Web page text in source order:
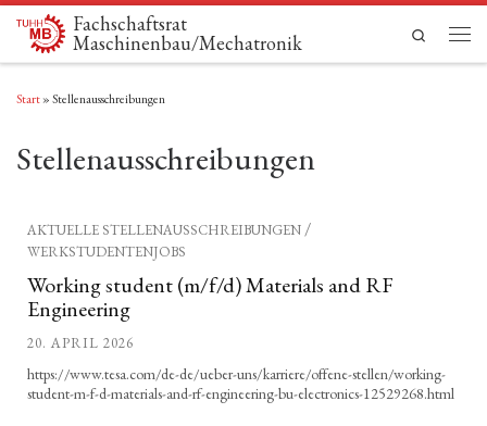
Zum Inhalt springen
Fachschaftsrat
Maschinenbau/Mechatronik
Search
Start» Stellenausschreibungen
Stellenausschreibungen
AKTUELLE STELLENAUSSCHREIBUNGEN /
WERKSTUDENTENJOBS
Working student (m/f/d) Materials and RF
Engineering
20. APRIL 2026
https://www.tesa.com/de-de/ueber-uns/karriere/offene-stellen/working-
student-m-f-d-materials-and-rf-engineering-bu-electronics-12529268.html